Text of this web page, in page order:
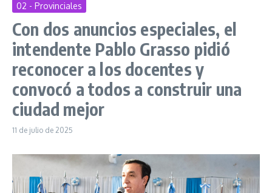
02 - Provinciales
Con dos anuncios especiales, el
intendente Pablo Grasso pidió
reconocer a los docentes y
convocó a todos a construir una
ciudad mejor
11 de julio de 2025